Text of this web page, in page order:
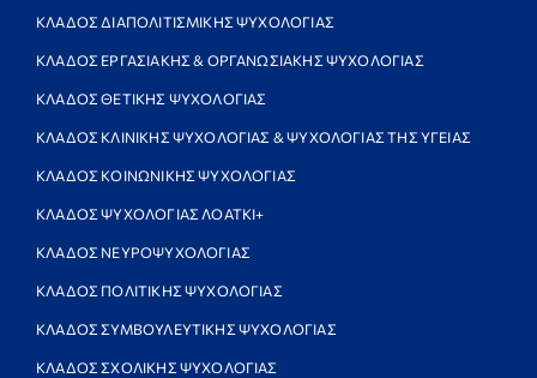
ΚΛΑΔΟΣ ΔΙΑΠΟΛΙΤΙΣΜΙΚΗΣ ΨΥΧΟΛΟΓΙΑΣ
ΚΛΑΔΟΣ ΕΡΓΑΣΙΑΚΗΣ & ΟΡΓΑΝΩΣΙΑΚΗΣ ΨΥΧΟΛΟΓΙΑΣ
ΚΛΑΔΟΣ ΘΕΤΙΚΗΣ ΨΥΧΟΛΟΓΙΑΣ
ΚΛΑΔΟΣ ΚΛΙΝΙΚΗΣ ΨΥΧΟΛΟΓΙΑΣ & ΨΥΧΟΛΟΓΙΑΣ ΤΗΣ ΥΓΕΙΑΣ
ΚΛΑΔΟΣ ΚΟΙΝΩΝΙΚΗΣ ΨΥΧΟΛΟΓΙΑΣ
ΚΛΑΔΟΣ ΨΥΧΟΛΟΓΙΑΣ ΛΟΑΤΚΙ+
ΚΛΑΔΟΣ ΝΕΥΡΟΨΥΧΟΛΟΓΙΑΣ
ΚΛΑΔΟΣ ΠΟΛΙΤΙΚΗΣ ΨΥΧΟΛΟΓΙΑΣ
ΚΛΑΔΟΣ ΣΥΜΒΟΥΛΕΥΤΙΚΗΣ ΨΥΧΟΛΟΓΙΑΣ
ΚΛΑΔΟΣ ΣΧΟΛΙΚΗΣ ΨΥΧΟΛΟΓΙΑΣ